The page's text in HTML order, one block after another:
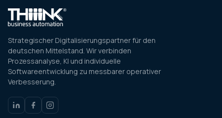
Strategischer Digitalisierungspartner für den
deutschen Mittelstand. Wir verbinden
Prozessanalyse, KI und individuelle
Softwareentwicklung zu messbarer operativer
Verbesserung.